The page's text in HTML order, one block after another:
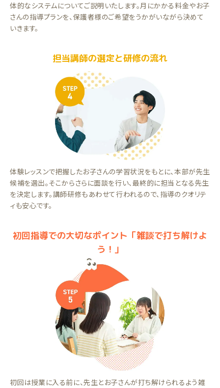
体的なシステムについてご説明いたします。月にかかる料金やお子
さんの指導プランを、保護者様のご希望をうかがいながら決めて
いきます。
担当講師の選定と研修の流れ
体験レッスンで把握したお子さんの学習状況をもとに、本部が先生
候補を選出。そこからさらに面談を行い、最終的に担当となる先生
を決定します。講師研修もあわせて行われるので、指導のクオリテ
ィも安心です。
初回指導での大切なポイント「雑談で打ち解けよ
う！」
初回は授業に入る前に、先生とお子さんが打ち解けられるよう雑